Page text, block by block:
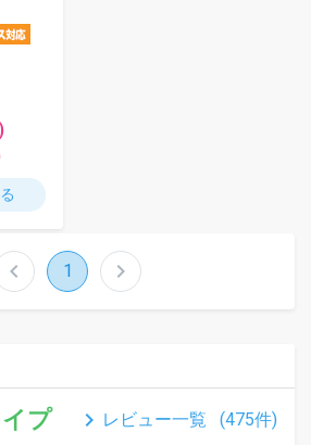
chevron_left 1 chevron_right
プ keyboard_arrow_right レビュー一覧 (475件)